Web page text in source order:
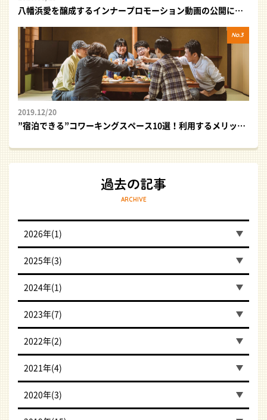
八幡浜愛を醸成するインナープロモーション動画の公開について
2019.12/20
”宿泊できる”コワーキングスペース10選！利用するメリットもご紹介
ARCHIVE
2026年(1)
2025年(3)
2024年(1)
2023年(7)
2022年(2)
2021年(4)
2020年(3)